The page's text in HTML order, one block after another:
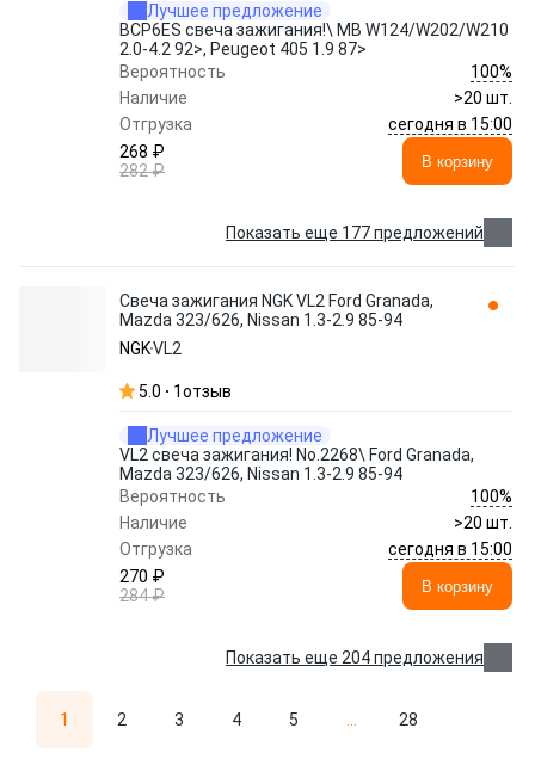
Лучшее предложение
BCP6ES свеча зажигания!\ MB W124/W202/W210
2.0-4.2 92>, Peugeot 405 1.9 87>
Вероятность
100%
Наличие
>20 шт.
Отгрузка
сегодня в 15:00
268 ₽
282 ₽
В корзину
Показать еще 177 предложений
Свеча зажигания NGK VL2 Ford Granada,
Mazda 323/626, Nissan 1.3-2.9 85-94
NGKVL2
5.0 1отзыв
Лучшее предложение
VL2 свеча зажигания! No.2268\ Ford Granada,
Mazda 323/626, Nissan 1.3-2.9 85-94
Вероятность
100%
Наличие
>20 шт.
Отгрузка
сегодня в 15:00
270 ₽
284 ₽
В корзину
Показать еще 204 предложения
1 2 3 4 5 28